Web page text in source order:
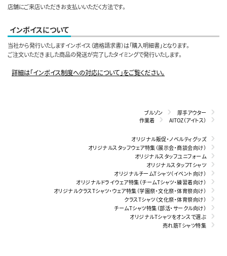
店舗にご来店いただきお支払いいただく方法です。
インボイスについて
当社から発行いたしますインボイス（適格請求書）は「購入明細書」となります。
ご注文いただきました商品の発送が完了したタイミングで発行いたします。
詳細は「インボイス制度への対応について」をご覧ください。
ブルゾン
厚手アウター
作業着
AITOZ（アイトス）
オリジナル販促・ノベルティグッズ
オリジナルスタッフウェア特集（展示会・商談会向け）
オリジナルスタッフユニフォーム
オリジナルスタッフTシャツ
オリジナルチームTシャツ（イベント向け）
オリジナルドライウェア特集（チームTシャツ・練習着向け）
オリジナルクラスTシャツ・ウェア特集（学園祭・文化祭・体育祭向け）
クラスTシャツ（文化祭・体育祭向け）
チームTシャツ特集（部活・サークル向け）
オリジナルTシャツをオンスで選ぶ
売れ筋Tシャツ特集